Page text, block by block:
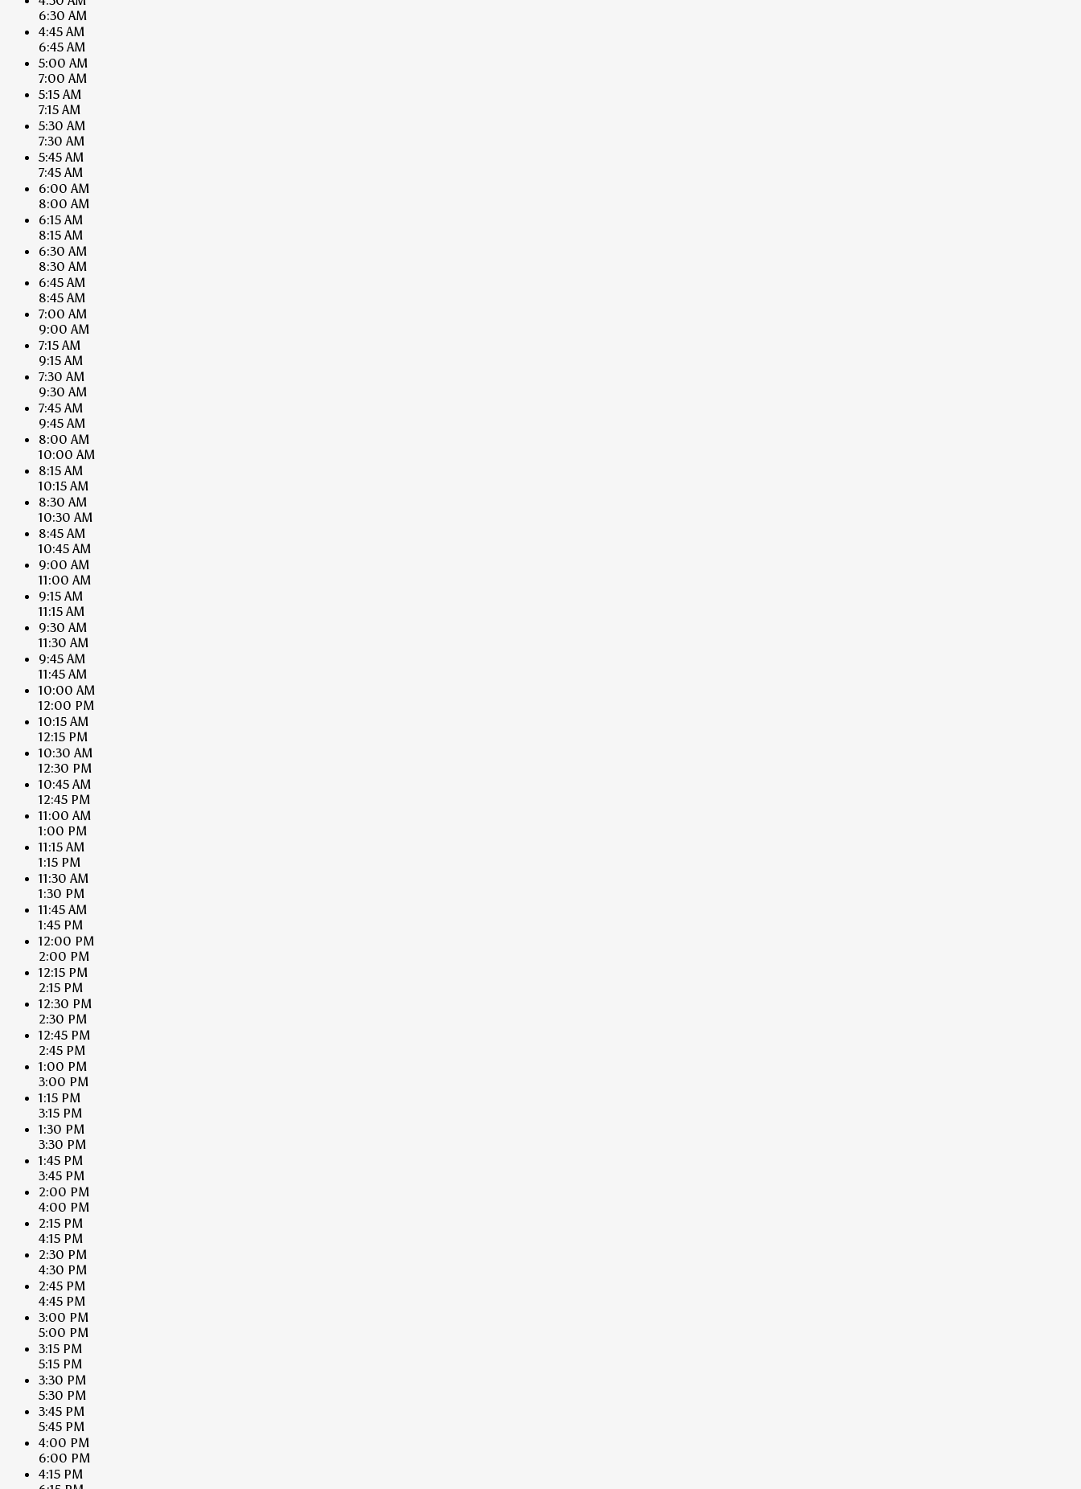
6:30 AM
4:45 AM
6:45 AM
5:00 AM
7:00 AM
5:15 AM
7:15 AM
5:30 AM
7:30 AM
5:45 AM
7:45 AM
6:00 AM
8:00 AM
6:15 AM
8:15 AM
6:30 AM
8:30 AM
6:45 AM
8:45 AM
7:00 AM
9:00 AM
7:15 AM
9:15 AM
7:30 AM
9:30 AM
7:45 AM
9:45 AM
8:00 AM
10:00 AM
8:15 AM
10:15 AM
8:30 AM
10:30 AM
8:45 AM
10:45 AM
9:00 AM
11:00 AM
9:15 AM
11:15 AM
9:30 AM
11:30 AM
9:45 AM
11:45 AM
10:00 AM
12:00 PM
10:15 AM
12:15 PM
10:30 AM
12:30 PM
10:45 AM
12:45 PM
11:00 AM
1:00 PM
11:15 AM
1:15 PM
11:30 AM
1:30 PM
11:45 AM
1:45 PM
12:00 PM
2:00 PM
12:15 PM
2:15 PM
12:30 PM
2:30 PM
12:45 PM
2:45 PM
1:00 PM
3:00 PM
1:15 PM
3:15 PM
1:30 PM
3:30 PM
1:45 PM
3:45 PM
2:00 PM
4:00 PM
2:15 PM
4:15 PM
2:30 PM
4:30 PM
2:45 PM
4:45 PM
3:00 PM
5:00 PM
3:15 PM
5:15 PM
3:30 PM
5:30 PM
3:45 PM
5:45 PM
4:00 PM
6:00 PM
4:15 PM